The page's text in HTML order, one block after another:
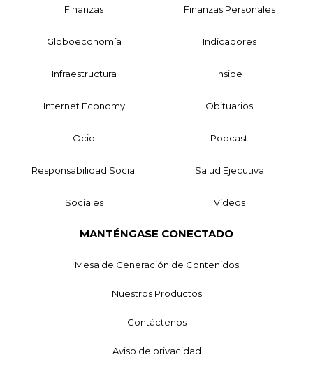
Finanzas Finanzas Personales
Globoeconomía Indicadores
Infraestructura Inside
Internet Economy Obituarios
Ocio Podcast
Responsabilidad Social Salud Ejecutiva
Sociales Videos
MANTÉNGASE CONECTADO
Mesa de Generación de Contenidos
Nuestros Productos
Contáctenos
Aviso de privacidad